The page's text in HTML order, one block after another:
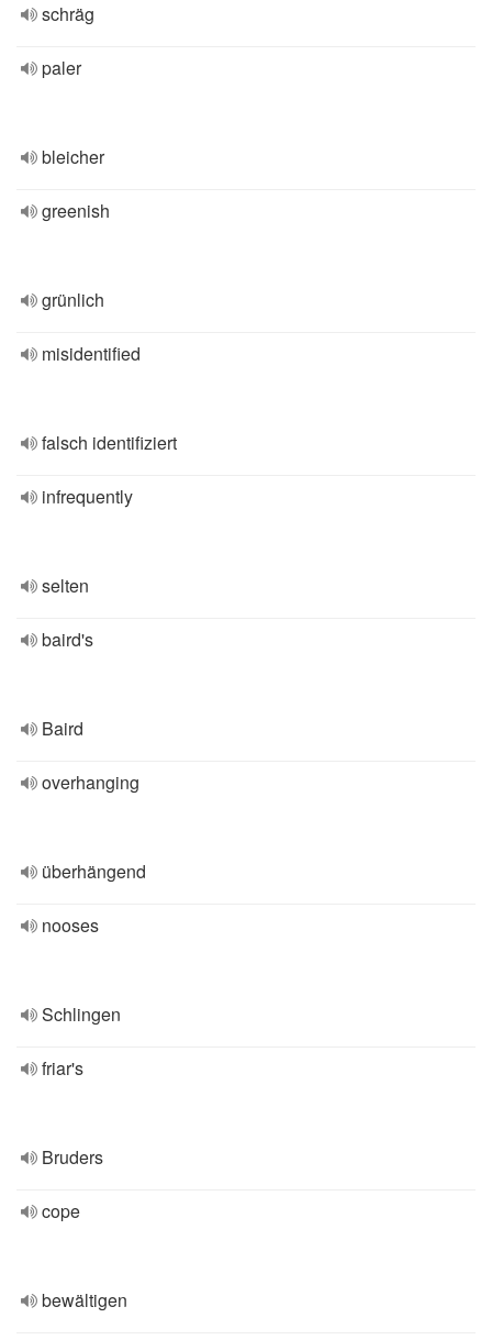
schräg
paler
bleicher
greenish
grünlich
misidentified
falsch identifiziert
infrequently
selten
baird's
Baird
overhanging
überhängend
nooses
Schlingen
friar's
Bruders
cope
bewältigen